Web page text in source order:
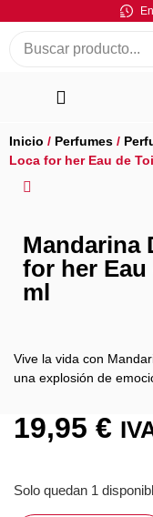
Inicio / Perfumes /
Loca for her Eau de
Mandarina
for her Eau
ml
Vive la vida con
una explosión de
19,95 €
Solo quedan 1